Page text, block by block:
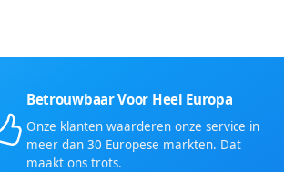
Betrouwbaar Voor Heel Europa
Onze klanten waarderen onze service in
meer dan 30 Europese markten. Dat
maakt ons trots.